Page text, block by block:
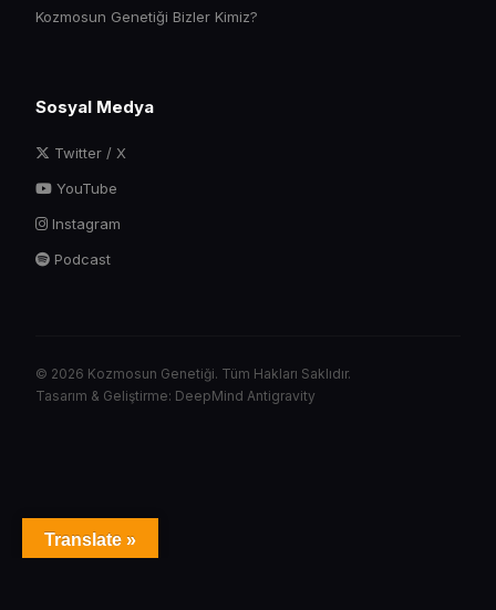
Kozmosun Genetiği Bizler Kimiz?
Sosyal Medya
Twitter / X
YouTube
Instagram
Podcast
© 2026 Kozmosun Genetiği. Tüm Hakları Saklıdır.
Tasarım & Geliştirme: DeepMind Antigravity
Translate »